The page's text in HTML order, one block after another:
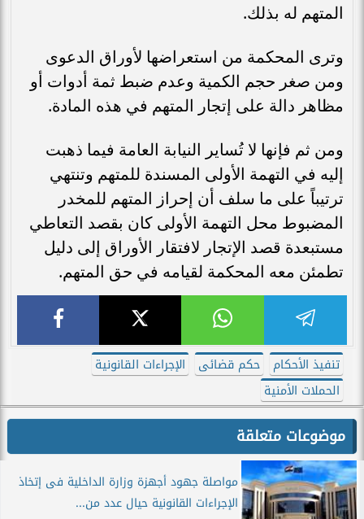
المتهم له بذلك.
وترى المحكمة من استعراضها لأوراق الدعوى
ومن صغر حجم الكمية وعدم ضبط ثمة أدوات أو
مظاهر دالة على إتجار المتهم في هذه المادة.
ومن ثم فإنها لا تُساير النيابة العامة فيما ذهبت
إليه في التهمة الأولى المسندة للمتهم وتنتهي
ترتيباً على ما سلف أن إحراز المتهم للمخدر
المضبوط محل التهمة الأولى كان بقصد التعاطي
مستبعدة قصد الإتجار لافتقار الأوراق إلى دليل
تطمئن معه المحكمة لقيامه في حق المتهم.
تنفيذ الأحكام حكم قضائى
الإجراءات القانونية
الحملات الأمنية
موضوعات متعلقة
مواصلة جهود أجهزة وزارة الداخلية فى إتخاذ
الإجراءات القانونية حيال عدد من...